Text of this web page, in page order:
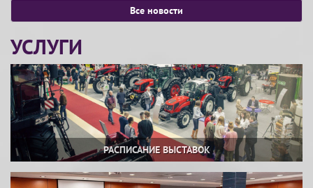
Все новости
УСЛУГИ
РАСПИСАНИЕ ВЫСТАВОК